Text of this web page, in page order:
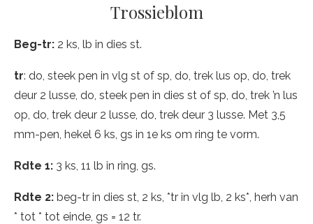
Trossieblom
Beg-tr: 2 ks, lb in dies st.
tr: do, steek pen in vlg st of sp, do, trek lus op, do, trek
deur 2 lusse, do, steek pen in dies st of sp, do, trek ’n lus
op, do, trek deur 2 lusse, do, trek deur 3 lusse. Met 3,5
mm-pen, hekel 6 ks, gs in 1e ks om ring te vorm.
Rdte 1: 3 ks, 11 lb in ring, gs.
Rdte 2: beg-tr in dies st, 2 ks, *tr in vlg lb, 2 ks*, herh van
* tot * tot einde, gs = 12 tr.